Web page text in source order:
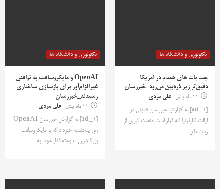
تکنولوژی و دانشگاه ها
چت بات های همدم در امریکا
دقیق‌تر زیر ذره‌بین می‌رود_خبررسان
11 ماه پیش
علی مردی
[ad_1] به گزارش خبررسان قانونی در
ایالت کالیفرنیا که قرار است منفعت گیری از
ربات‌های
تکنولوژی و دانشگاه ها
OpenAI و مایکروسافت به توافقی
غیرالزام‌آور برای بازسازی ساختاری
رسیدند_خبررسان
11 ماه پیش
علی مردی
[ad_1] به گزارش خبررسان OpenAI
روز پنجشنبه خبرداد که با مایکروسافت
بزرگ‌ترین اندوخته‌گذار خود، به